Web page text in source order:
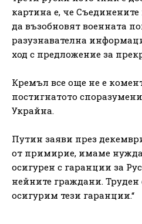
картина е, че
да възобновят военната
разузнавателна
ход с предложение за
Кремъл все още не е
постигнатото
Украйна.
Путин заяви през
от примирие, имаме
осигурен с гаранции за
нейните граждани. Труден
осигурим тези гаранции.“